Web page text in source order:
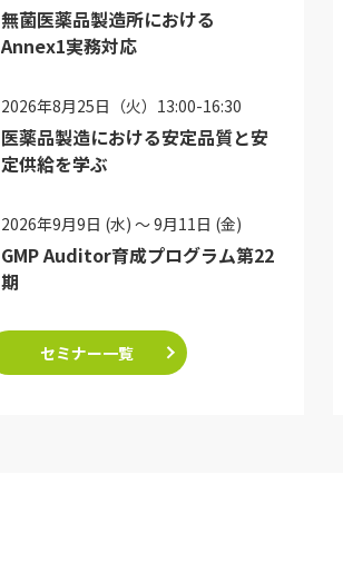
無菌医薬品製造所における
Annex1実務対応
2026年8月25日（火）13:00-16:30
医薬品製造における安定品質と安
定供給を学ぶ
2026年9月9日 (水) ～ 9月11日 (金)
GMP Auditor育成プログラム第22
期
セミナー一覧